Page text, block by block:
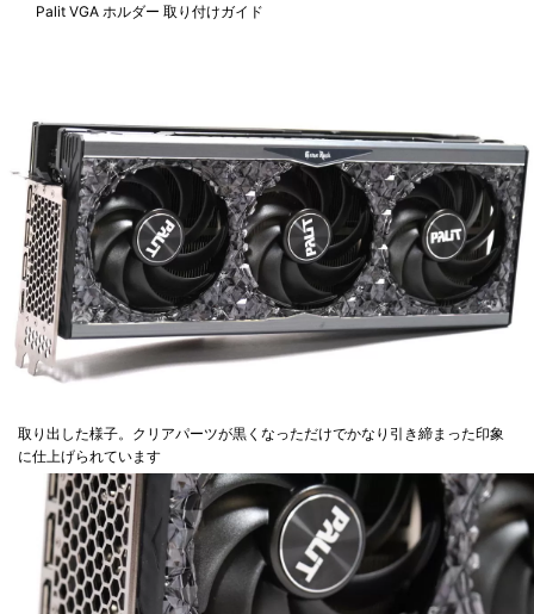
Palit VGA ホルダー 取り付けガイド
取り出した様子。クリアパーツが黒くなっただけでかなり引き締まった印象
に仕上げられています